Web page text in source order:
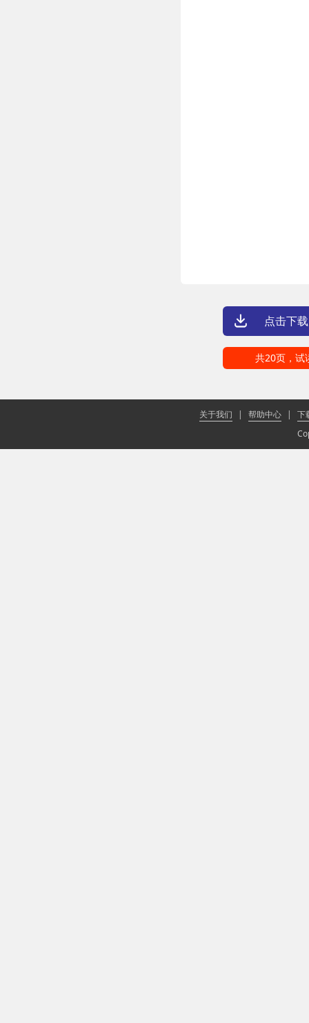
点击下
共20页，试
关于我们 | 帮助中心 |
下